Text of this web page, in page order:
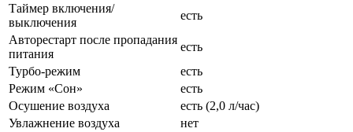
Таймер включения/
выключения
есть
Авторестарт после пропадания
питания
есть
Турбо-режим
есть
Режим «Сон»
есть
Осушение воздуха
есть (2,0 л/час)
Увлажнение воздуха
нет